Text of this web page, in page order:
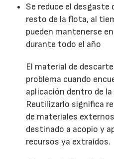
Se reduce el desgaste
resto de la flota, al
pueden mantenerse
durante todo el año
El material de
problema cuando
aplicación dentro de la
Reutilizarlo significa
de materiales
destinado a acopio y
recursos ya extraídos.